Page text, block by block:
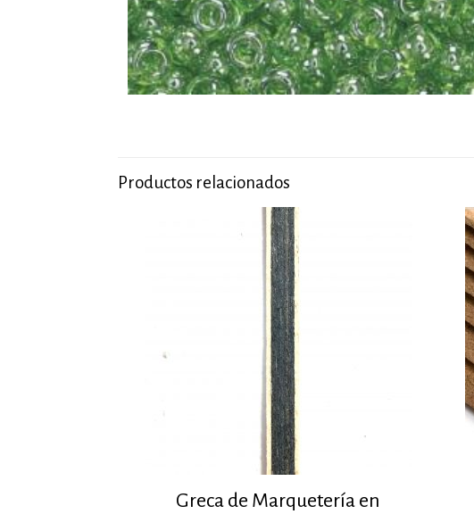
Productos relacionados
Greca de Marquetería en